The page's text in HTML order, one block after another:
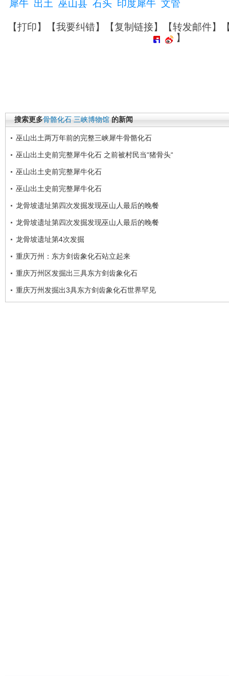
犀牛 出土 巫山县 石头 印度犀牛 文管
【打印】【我要纠错】【复制链接】【转发邮件】
】
搜索更多骨骼化石 三峡博物馆 的新闻
巫山出土两万年前的完整三峡犀牛骨骼化石
巫山出土史前完整犀牛化石 之前被村民当“猪骨头“
巫山出土史前完整犀牛化石
巫山出土史前完整犀牛化石
龙骨坡遗址第四次发掘发现巫山人最后的晚餐
龙骨坡遗址第四次发掘发现巫山人最后的晚餐
龙骨坡遗址第4次发掘
重庆万州：东方剑齿象化石站立起来
重庆万州区发掘出三具东方剑齿象化石
重庆万州发掘出3具东方剑齿象化石世界罕见